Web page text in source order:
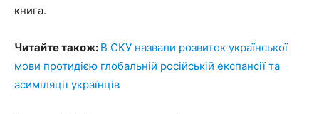
книга.
Читайте також: В СКУ назвали розвиток української
мови протидією глобальній російській експансії та
асиміляції українців